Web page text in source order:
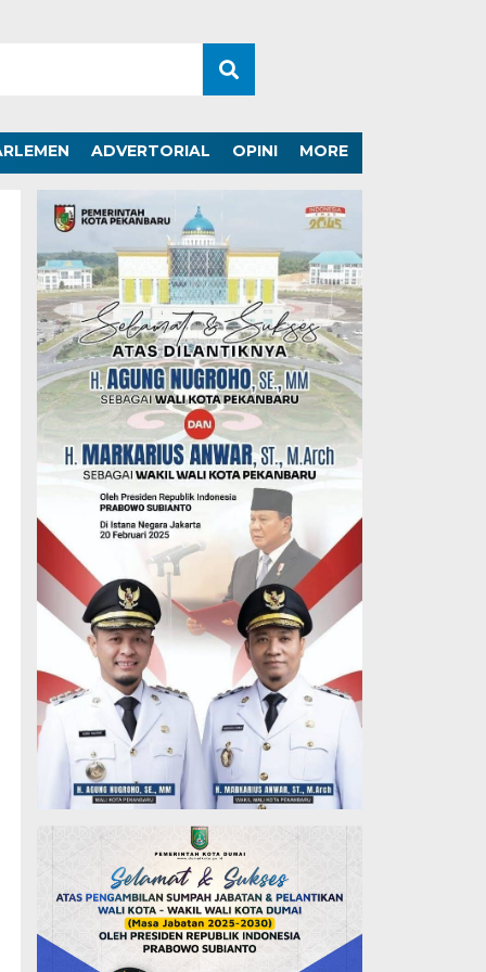
ADVERTORIAL OPINI MORE